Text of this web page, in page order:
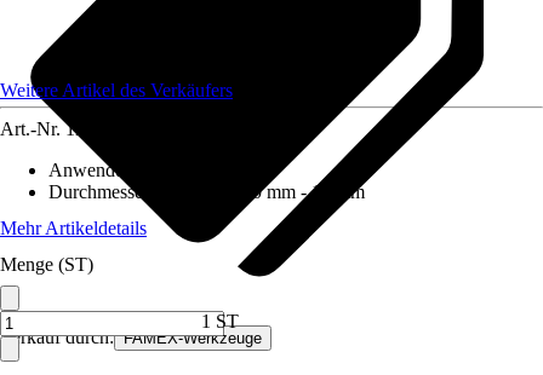
Verkauf durch: FAMEX-Werkzeuge
Weitere Artikel des Verkäufers
Art.-Nr. 12589998
Anwendungsbereich
Durchmesser (von - bis)
10 mm - 10 mm
Mehr Artikeldetails
Menge (ST)
1 ST